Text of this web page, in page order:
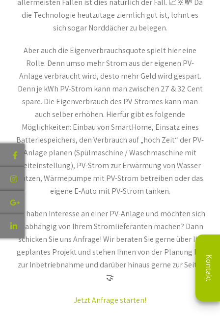
allermeisten Fällen ist dies natürlich der Fall. 📈🔆💸 Da
die Technologie heutzutage ziemlich gut ist, lohnt es
sich sogar Norddächer zu belegen.
Aber auch die Eigenverbrauchsquote spielt hier eine
Rolle. Denn umso mehr Strom aus der eigenen PV-
Anlage verbraucht wird, desto mehr Geld wird gespart.
Denn je kWh PV-Strom kann man zwischen 27 & 32 Cent
spare. Die Eigenverbrauch des PV-Stromes kann man
auch selber erhöhen. Hierfür gibt es folgende
Möglichkeiten: Einbau von SmartHome, Einsatz eines
Batteriespeichers, den Verbrauch auf „hoch Zeit“ der PV-
Anlage planen (Spülmaschine / Waschmaschine mit
Zeiteinstellung), PV-Strom zur Erwärmung von Wasser
nutzen, Wärmepumpe mit PV-Strom betreiben oder das
eigene E-Auto mit PV-Strom tanken.
Sie haben Interesse an einer PV-Anlage und möchten sich
unabhängig von Ihrem Stromlieferanten machen? Dann
schicken Sie uns Anfrage! Wir beraten Sie gerne über Ihr
geplantes Projekt und stehen Ihnen von der Planung bis
zur Inbetriebnahme und darüber hinaus gerne zur Seite!
🤝
Jetzt Anfrage starten!
Kontakt